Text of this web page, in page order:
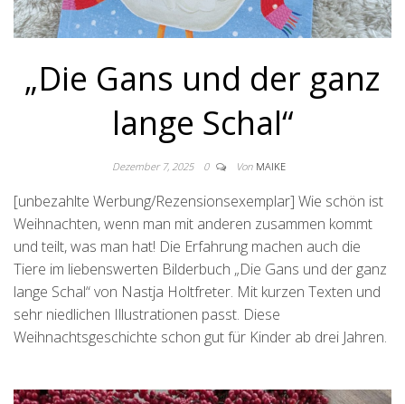
„Die Gans und der ganz
lange Schal“
Dezember 7, 2025 0 Von MAIKE
[unbezahlte Werbung/Rezensionsexemplar] Wie schön ist
Weihnachten, wenn man mit anderen zusammen kommt
und teilt, was man hat! Die Erfahrung machen auch die
Tiere im liebenswerten Bilderbuch „Die Gans und der ganz
lange Schal“ von Nastja Holtfreter. Mit kurzen Texten und
sehr niedlichen Illustrationen passt. Diese
Weihnachtsgeschichte schon gut für Kinder ab drei Jahren.